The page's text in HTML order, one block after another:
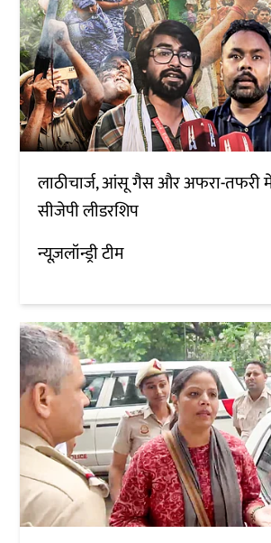
लाठीचार्ज, आंसू गैस और अफरा-तफरी
सीजेपी लीडरशिप
न्यूज़लॉन्ड्री टीम